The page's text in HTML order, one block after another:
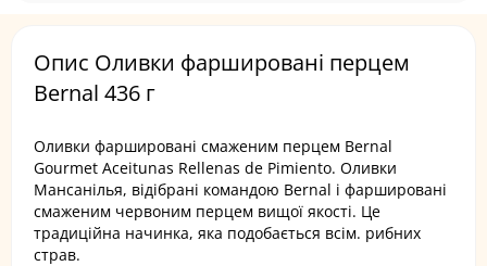
Опис Оливки фаршировані перцем
Bernal 436 г
Оливки фаршировані смаженим перцем Bernal
Gourmet Aceitunas Rellenas de Pimiento. Оливки
Мансанілья, відібрані командою Bernal і фаршировані
смаженим червоним перцем вищої якості. Це
традиційна начинка, яка подобається всім. рибних
страв.